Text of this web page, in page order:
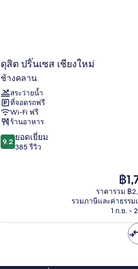
ดุสิต
ปริ๊
นเซส
เชียงใหม่
ช้าง
คลาน
ดุสิต ปริ๊นเซส เชียงใหม่
ช้างคลาน
สระว่ายน้ำ
ที่จอดรถฟรี
Wi-Fi ฟรี
ร้านอาหาร
9.2
จาก
9.2 ยอดเยี่ยม
385 รีวิว
ราคา
ปัจจุ
คือ
฿
฿
ราคารวม ฿
รวมภาษีและค่าธรรม
1 ก.ย. -